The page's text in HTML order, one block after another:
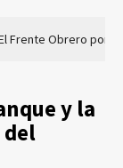
Frente Obrero pone
y la